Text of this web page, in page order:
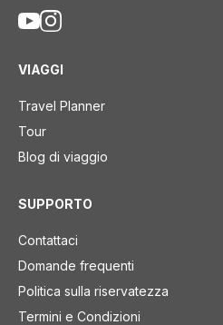
VIAGGI
Travel Planner
Tour
Blog di viaggio
SUPPORTO
Contattaci
Domande frequenti
Politica sulla riservatezza
Termini e Condizioni